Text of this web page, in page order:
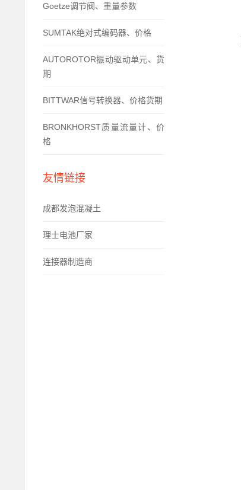
Goetze调节阀、重量参数
SUMTAK绝对式编码器、价格
AUTOROTOR振动驱动单元、货
期
BITTWAR信号转换器、价格货期
BRONKHORST质量流量计、价
格
友情链接
成都发泡混凝土
理士电池厂家
连接器制造商